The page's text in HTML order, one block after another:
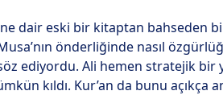
dair eski bir kitaptan bahseden
önderliğinde nasıl
ediyordu. Ali hemen stratejik bir
kıldı. Kur’an da bunu